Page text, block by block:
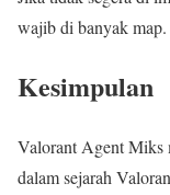
wajib di banyak map.
Kesimpulan
Valorant Agent Miks
dalam sejarah